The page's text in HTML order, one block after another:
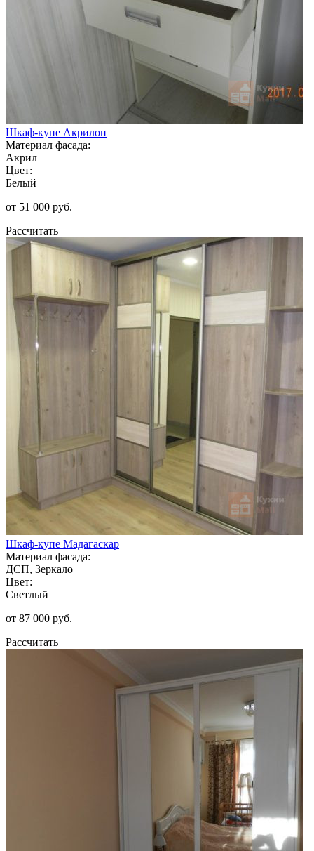
Шкаф-купе Акрилон
Материал фасада:
Акрил
Цвет:
Белый
от 51 000 руб.
Рассчитать
Шкаф-купе Мадагаскар
Материал фасада:
ДСП, Зеркало
Цвет:
Светлый
от 87 000 руб.
Рассчитать